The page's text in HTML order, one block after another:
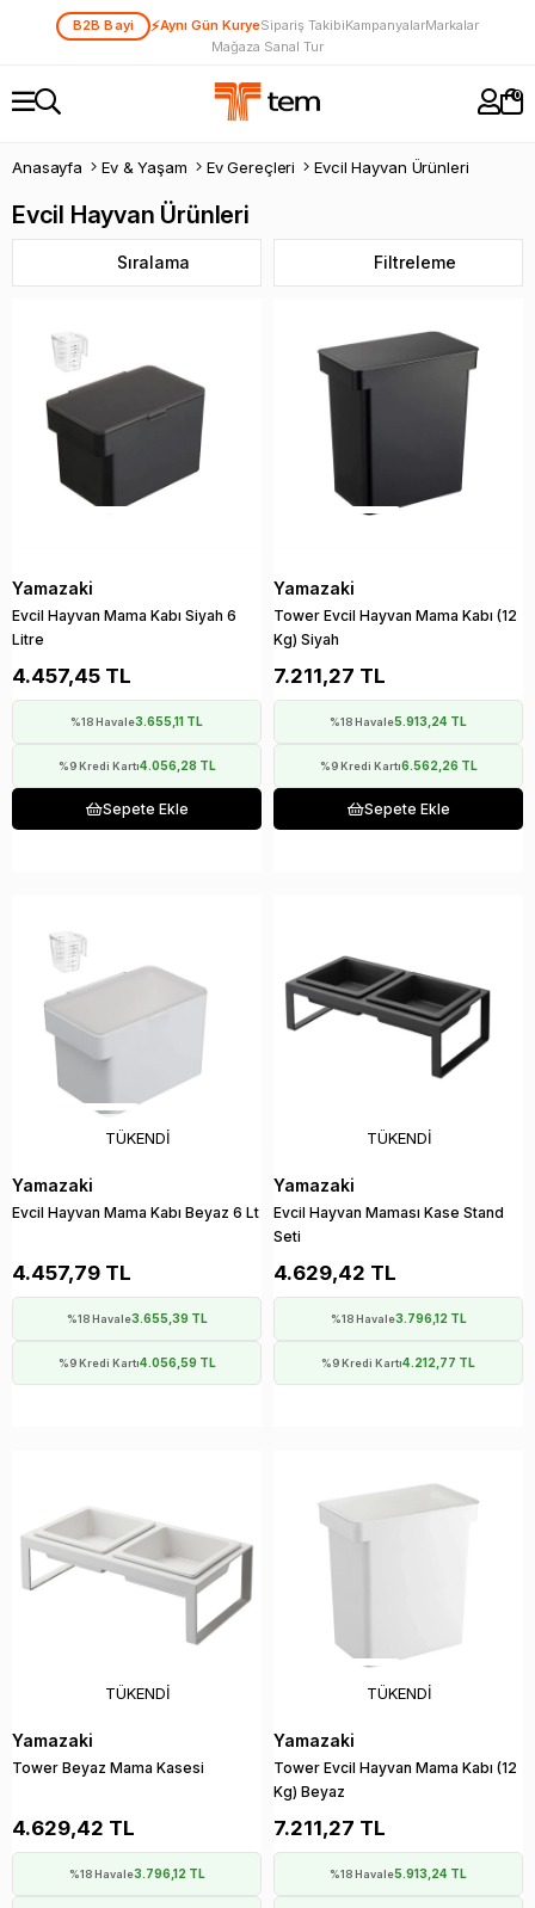
B2B Bayi ⚡Aynı Gün KuryeSipariş TakibiKampanyalarMarkalar
Mağaza Sanal Tur
0
Anasayfa Ev & Yaşam Ev Gereçleri Evcil Hayvan Ürünleri
Evcil Hayvan Ürünleri
Filtreleme
Sıralama
Yamazaki
Evcil Hayvan Mama Kabı Siyah 6
Litre
4.457,45 TL
%18 Havale3.655,11 TL
%9 Kredi Kartı4.056,28 TL
Sepete Ekle
Yamazaki
Tower Evcil Hayvan Mama Kabı (12
Kg) Siyah
7.211,27 TL
%18 Havale5.913,24 TL
%9 Kredi Kartı6.562,26 TL
Sepete Ekle
TÜKENDI
Yamazaki
Evcil Hayvan Mama Kabı Beyaz 6 Lt
4.457,79 TL
%18 Havale3.655,39 TL
%9 Kredi Kartı4.056,59 TL
TÜKENDI
Yamazaki
Evcil Hayvan Maması Kase Stand
Seti
4.629,42 TL
%18 Havale3.796,12 TL
%9 Kredi Kartı4.212,77 TL
TÜKENDI
Yamazaki
Tower Beyaz Mama Kasesi
4.629,42 TL
%18 Havale3.796,12 TL
TÜKENDI
Yamazaki
Tower Evcil Hayvan Mama Kabı (12
Kg) Beyaz
7.211,27 TL
%18 Havale5.913,24 TL